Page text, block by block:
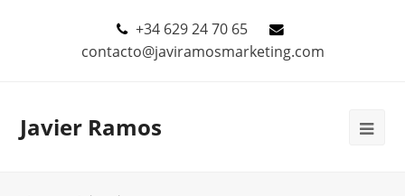
+34 629 24 70 65
contacto@javiramosmarketing.com
Javier Ramos